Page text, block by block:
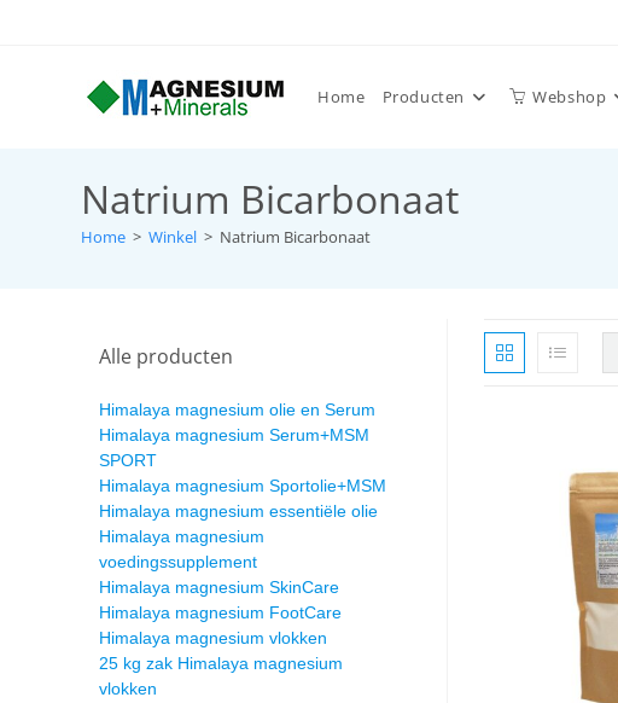
Home Producten Webshop
Natrium Bicarbonaat
Home > Winkel > Natrium Bicarbonaat
Alle producten
Himalaya magnesium olie en Serum
Himalaya magnesium Serum+MSM
SPORT
Himalaya magnesium Sportolie+MSM
Himalaya magnesium essentiële olie
Himalaya magnesium
voedingssupplement
Himalaya magnesium SkinCare
Himalaya magnesium FootCare
Himalaya magnesium vlokken
25 kg zak Himalaya magnesium
vlokken